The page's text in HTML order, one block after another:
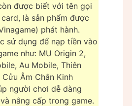
được biết với tên gọi
là sản phẩm được
phát hành.
sử dụng để nạp tiền vào
như: MU Origin 2,
Au Mobile, Thiên
Âm Chân Kinh
người chơi dễ dàng
nâng cấp trong game.